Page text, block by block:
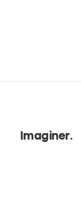
Imaginer.